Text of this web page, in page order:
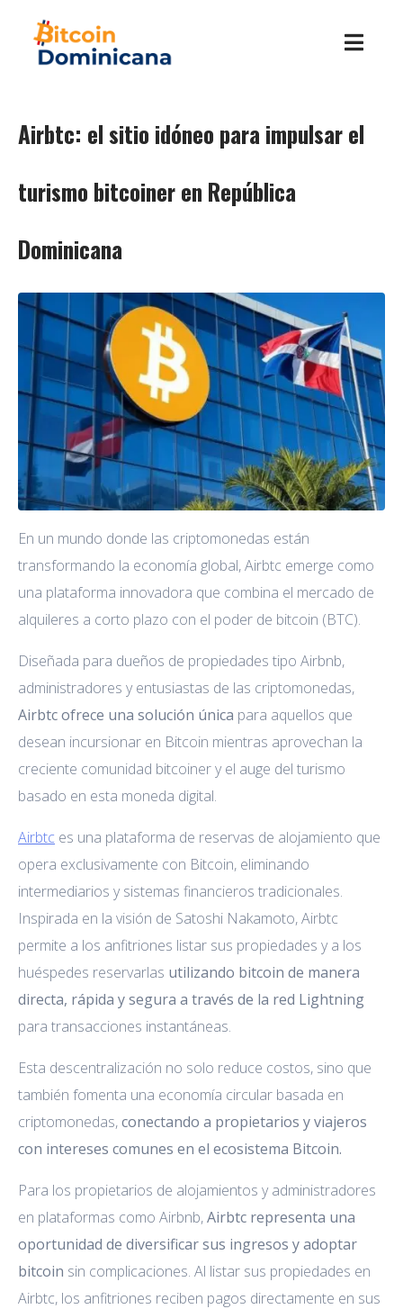
Airbtc: el sitio idóneo para impulsar el
turismo bitcoiner en República
Dominicana
En un mundo donde las criptomonedas están
transformando la economía global, Airbtc emerge como
una plataforma innovadora que combina el mercado de
alquileres a corto plazo con el poder de bitcoin (BTC).
Diseñada para dueños de propiedades tipo Airbnb,
administradores y entusiastas de las criptomonedas,
Airbtc ofrece una solución única para aquellos que
desean incursionar en Bitcoin mientras aprovechan la
creciente comunidad bitcoiner y el auge del turismo
basado en esta moneda digital.
Airbtc es una plataforma de reservas de alojamiento que
opera exclusivamente con Bitcoin, eliminando
intermediarios y sistemas financieros tradicionales.
Inspirada en la visión de Satoshi Nakamoto, Airbtc
permite a los anfitriones listar sus propiedades y a los
huéspedes reservarlas utilizando bitcoin de manera
directa, rápida y segura a través de la red Lightning
para transacciones instantáneas.
Esta descentralización no solo reduce costos, sino que
también fomenta una economía circular basada en
criptomonedas,conectando a propietarios y viajeros
con intereses comunes en el ecosistema Bitcoin.
Para los propietarios de alojamientos y administradores
en plataformas como Airbnb,Airbtc representa una
oportunidad de diversificar sus ingresos y adoptar
bitcoin sin complicaciones. Al listar sus propiedades en
Airbtc, los anfitriones reciben pagos directamente en sus